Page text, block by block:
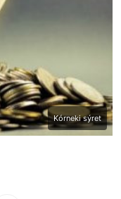
Kórneki sýret